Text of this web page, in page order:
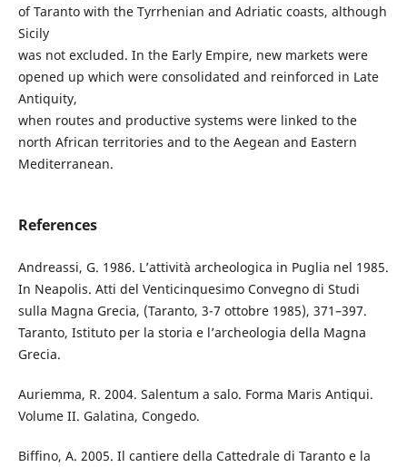
of Taranto with the Tyrrhenian and Adriatic coasts, although
Sicily
was not excluded. In the Early Empire, new markets were
opened up which were consolidated and reinforced in Late
Antiquity,
when routes and productive systems were linked to the
north African territories and to the Aegean and Eastern
Mediterranean.
References
Andreassi, G. 1986. L’attività archeologica in Puglia nel 1985.
In Neapolis. Atti del Venticinquesimo Convegno di Studi
sulla Magna Grecia, (Taranto, 3-7 ottobre 1985), 371–397.
Taranto, Istituto per la storia e l’archeologia della Magna
Grecia.
Auriemma, R. 2004. Salentum a salo. Forma Maris Antiqui.
Volume II. Galatina, Congedo.
Biffino, A. 2005. Il cantiere della Cattedrale di Taranto e la